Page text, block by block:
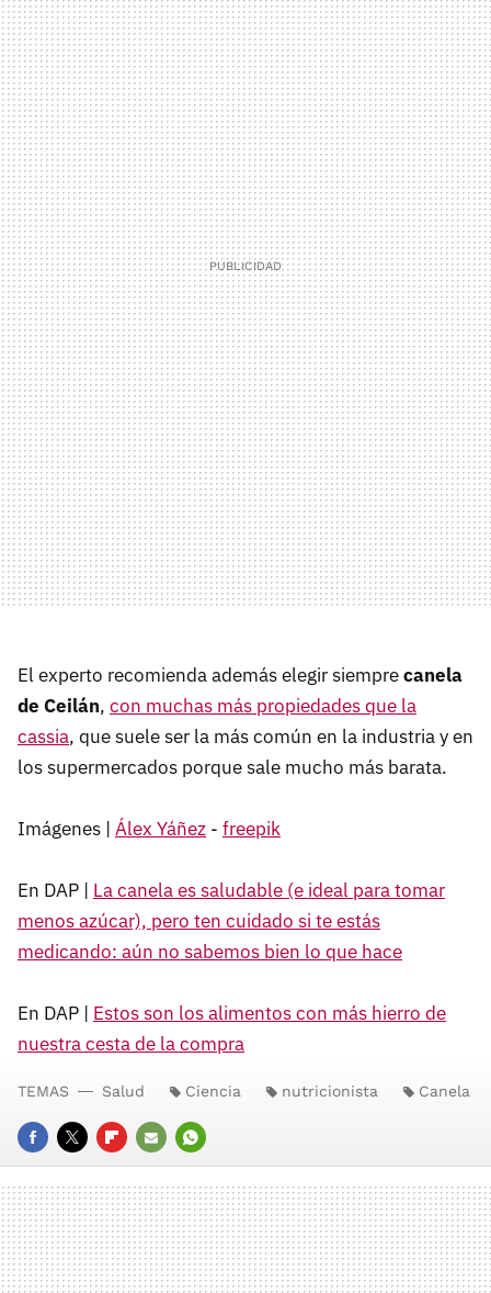
El experto recomienda además elegir siemprecanela
de Ceilán, con muchas más propiedades que la
cassia, que suele ser la más común en la industria y en
los supermercados porque sale mucho más barata.
Imágenes | Álex Yáñez - freepik
En DAP | La canela es saludable (e ideal para tomar
menos azúcar), pero ten cuidado si te estás
medicando: aún no sabemos bien lo que hace
En DAP | Estos son los alimentos con más hierro de
nuestra cesta de la compra
FACEBOOK
TWITTERFLIPBOARD
E-
MAIL
WHATSAPP
TEMAS Salud Ciencia nutricionista Canela